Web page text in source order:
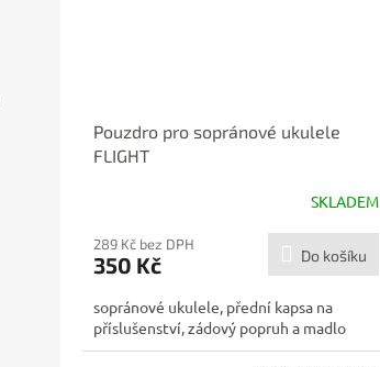
Pouzdro pro sopránové ukulele
FLIGHT
SKLADEM
289 Kč bez DPH
350 Kč Do košíku
sopránové ukulele, přední kapsa na
příslušenství, zádový popruh a madlo